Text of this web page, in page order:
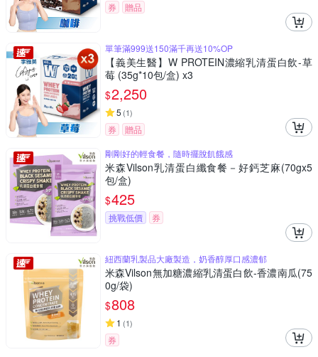
券 贈品
單筆滿999送150滿千再送10%OP
【義美生醫】W PROTEIN濃縮乳清蛋白飲-草
莓 (35g*10包/盒) x3
$2,250
5 (1)
券
贈品
剛剛好的輕食餐，隨時擺脫飢餓感
米森Vilson乳清蛋白纖食餐－好鈣芝麻(70gx5
包/盒)
$425
挑戰低價 券
紐西蘭乳製品大廠製造，奶香醇厚口感濃郁
米森Vilson無加糖濃縮乳清蛋白飲-香濃南瓜(75
0g/袋)
$808
1 (1)
券